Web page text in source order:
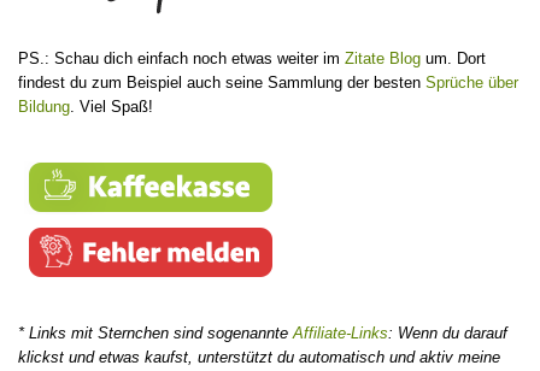
PS.: Schau dich einfach noch etwas weiter im Zitate Blog um. Dort
findest du zum Beispiel auch seine Sammlung der besten Sprüche über
Bildung. Viel Spaß!
* Links mit Sternchen sind sogenannteAffiliate-Links: Wenn du darauf
klickst und etwas kaufst, unterstützt du automatisch und aktiv meine